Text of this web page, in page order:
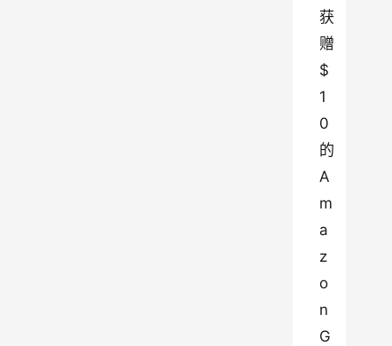
获
赠
$
1
0
的
A
m
a
z
o
n
G